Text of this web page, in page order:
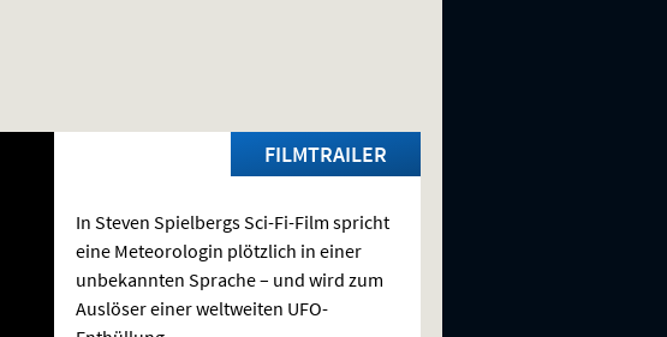
FILMTRAILER
In Steven Spielbergs Sci-Fi-Film spricht
eine Meteorologin plötzlich in einer
unbekannten Sprache – und wird zum
Auslöser einer weltweiten UFO-